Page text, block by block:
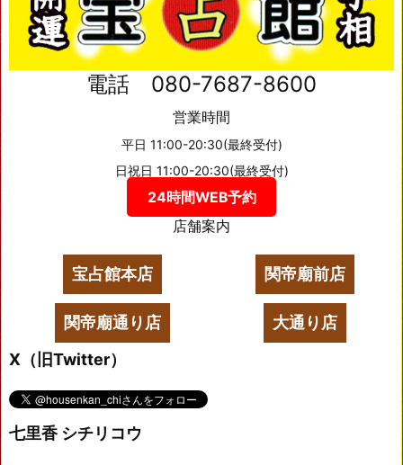
電話 080-7687-8600
営業時間
平日 11:00-20:30(最終受付)
日祝日 11:00-20:30(最終受付)
24時間WEB予約
店舗案内
宝占館本店 関帝廟前店
関帝廟通り店
大通り店
X（旧Twitter）
七里香 シチリコウ